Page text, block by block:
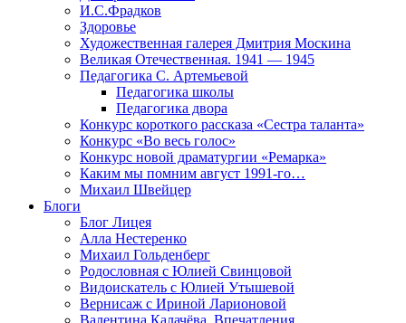
И.С.Фрадков
Здоровье
Художественная галерея Дмитрия Москина
Великая Отечественная. 1941 — 1945
Педагогика С. Артемьевой
Педагогика школы
Педагогика двора
Конкурс короткого рассказа «Сестра таланта»
Конкурс «Во весь голос»
Конкурс новой драматургии «Ремарка»
Каким мы помним август 1991-го…
Михаил Швейцер
Блоги
Блог Лицея
Алла Нестеренко
Михаил Гольденберг
Родословная с Юлией Свинцовой
Видоискатель с Юлией Утышевой
Вернисаж с Ириной Ларионовой